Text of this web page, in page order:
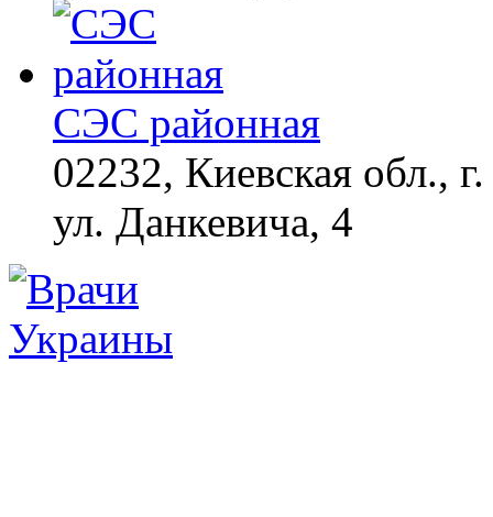
СЭС районная
02232, Киевская обл.,
ул. Данкевича, 4